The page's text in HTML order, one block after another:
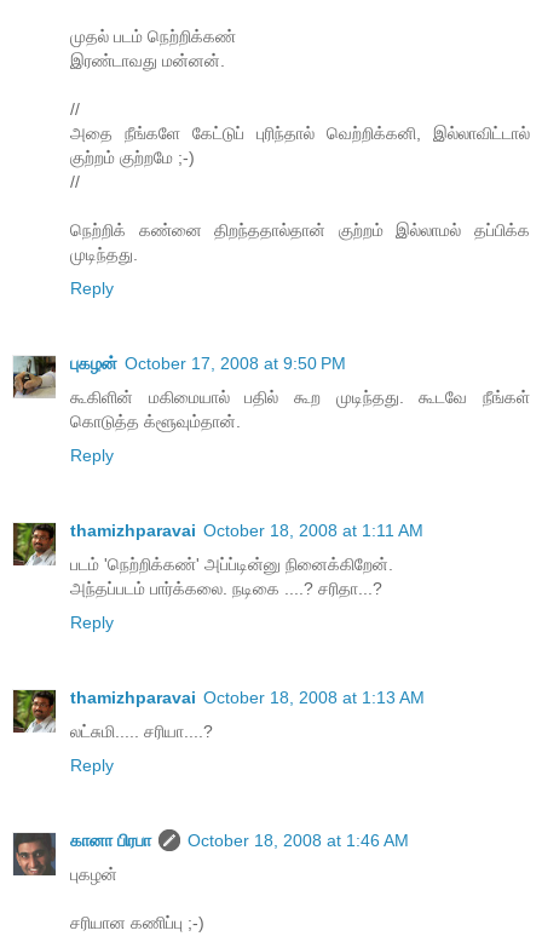
முதல் படம் நெற்றிக்கண்
இரண்டாவது மன்னன்.
//
அதை நீங்களே கேட்டுப் புரிந்தால் வெற்றிக்கனி, இல்லாவிட்டால்
குற்றம் குற்றமே ;-)
//
நெற்றிக் கண்னை திறந்ததால்தான் குற்றம் இல்லாமல் தப்பிக்க
முடிந்தது.
Reply
புகழன் October 17, 2008 at 9:50 PM
கூகிளின் மகிமையால் பதில் கூற முடிந்தது. கூடவே நீங்கள்
கொடுத்த க்ளூவும்தான்.
Reply
thamizhparavai October 18, 2008 at 1:11 AM
படம் 'நெற்றிக்கண்' அப்ப்டின்னு நினைக்கிறேன்.
அந்தப்படம் பார்க்கலை. நடிகை ....? சரிதா...?
Reply
thamizhparavai October 18, 2008 at 1:13 AM
லட்சுமி..... சரியா....?
Reply
கானா பிரபா
October 18, 2008 at 1:46 AM
புகழன்
சரியான கணிப்பு ;-)